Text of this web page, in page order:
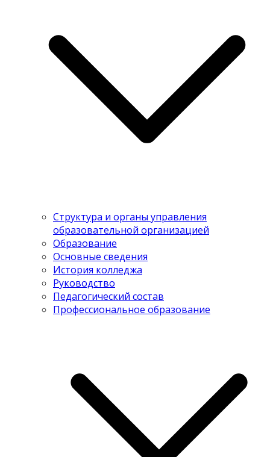
Структура и органы управления
образовательной организацией
Образование
Основные сведения
История колледжа
Руководство
Педагогический состав
Профессиональное образование